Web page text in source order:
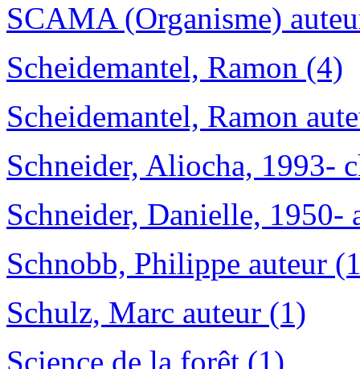
SCAMA (Organisme)
Scheidemantel, Ramon (4)
Scheidemantel, Ramon
Schneider, Aliocha, 1993-
Schneider, Danielle, 1950-
Schnobb, Philippe auteur
Schulz, Marc auteur (1)
Science de la forêt (1)